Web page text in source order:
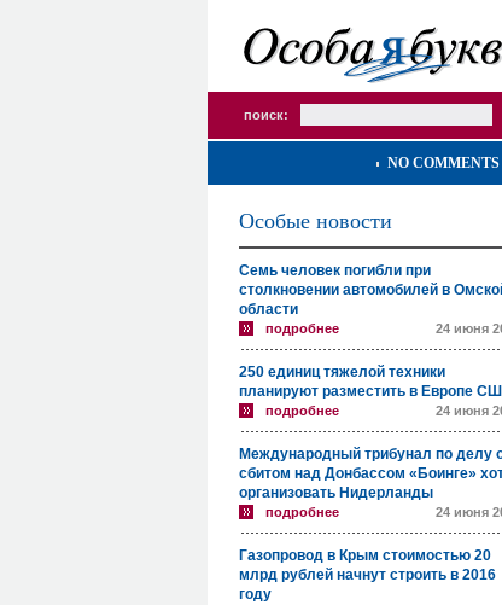
поиск:
NO COMMENTS
Особые новости
Семь человек погибли при
столкновении автомобилей в
области
подробнее 24 июня
250 единиц тяжелой техники
планируют разместить в Европе
подробнее 24 июня
Международный трибунал по делу
сбитом над Донбассом «Боинге»
организовать Нидерланды
подробнее 24 июня
Газопровод в Крым стоимостью 20
млрд рублей начнут строить в 2016
году